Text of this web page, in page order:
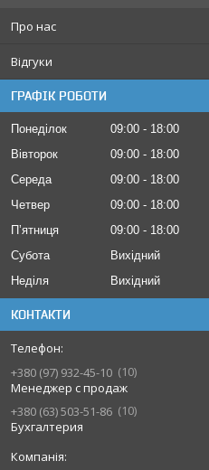
Про нас
Відгуки
ГРАФІК РОБОТИ
Понеділок 09:00
18:00
Вівторок
09:00
18:00
Середа
09:00
18:00
Четвер
09:00
18:00
Пʼятниця
09:00
18:00
Субота
Вихідний
Неділя
Вихідний
КОНТАКТИ
+380 (97) 932-45-10
10
Менеджер с продаж
+380 (63) 503-51-86
10
Бухгалтерия